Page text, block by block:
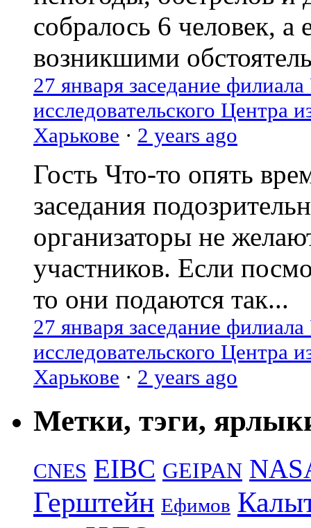
собралось 6 человек, а
возникшими
27 января заседание
исследовательского Центра
Харькове · 2 years ago
Гость Что-то опять
заседания
организаторы не
участников. Если
то они подаются так...
27 января заседание
исследовательского Центра
Харькове · 2 years ago
Метки, тэги,
CNES EIBC GEIPAN
Герштейн Ефимов